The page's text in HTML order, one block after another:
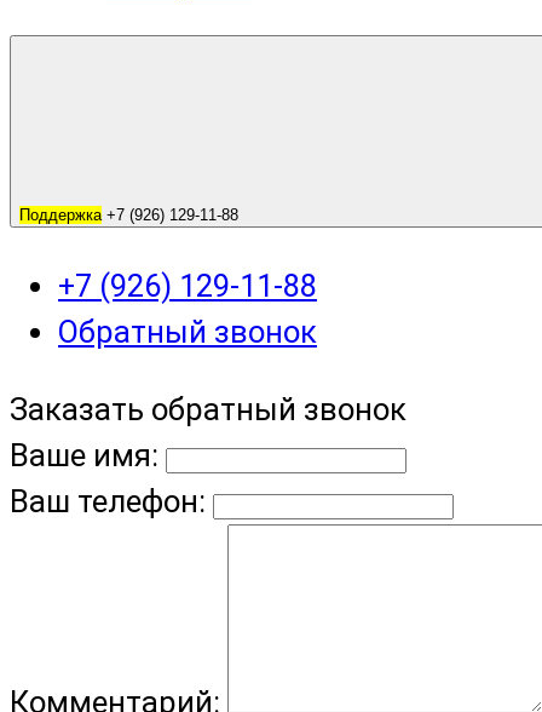
Поддержка +7 (926) 129-11-88
+7 (926) 129-11-88
Обратный звонок
Заказать обратный звонок
Ваше имя:
Ваш телефон:
Комментарий: